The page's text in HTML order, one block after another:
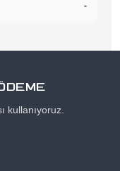
-
kullanıyoruz.